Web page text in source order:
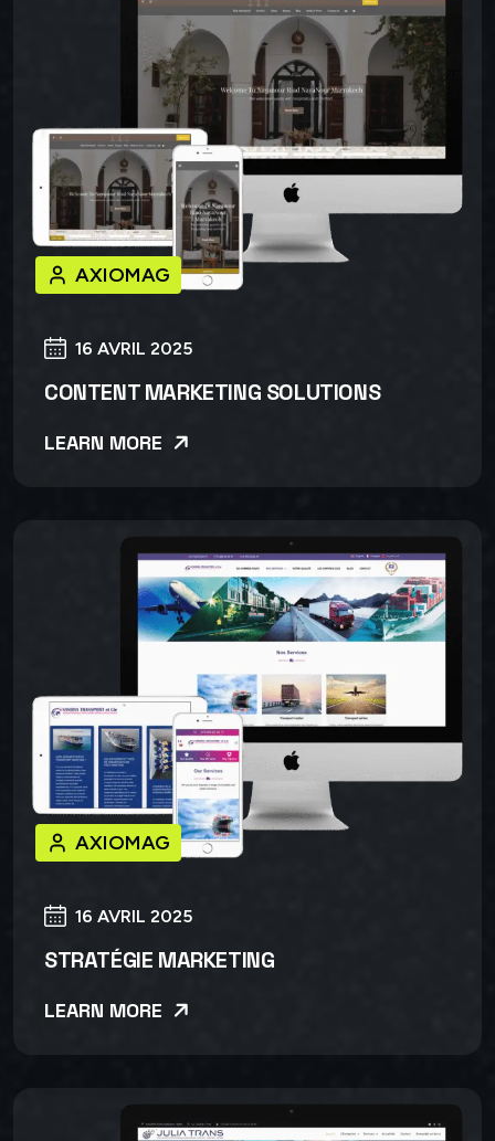
16 AVRIL 2025
AXIOMAG
CONTENT MARKETING SOLUTIONS
LEARN MORE
16 AVRIL 2025
AXIOMAG
STRATÉGIE MARKETING
LEARN MORE